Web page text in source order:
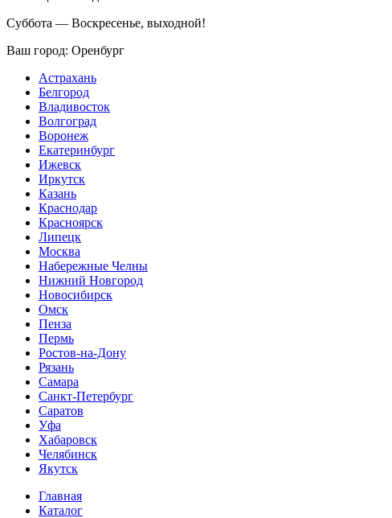
Суббота — Воскресенье, выходной!
Ваш город: Оренбург
Астрахань
Белгород
Владивосток
Волгоград
Воронеж
Екатеринбург
Ижевск
Иркутск
Казань
Краснодар
Красноярск
Липецк
Москва
Набережные Челны
Нижний Новгород
Новосибирск
Омск
Пенза
Пермь
Ростов-на-Дону
Рязань
Самара
Санкт-Петербург
Саратов
Уфа
Хабаровск
Челябинск
Якутск
Главная
Каталог